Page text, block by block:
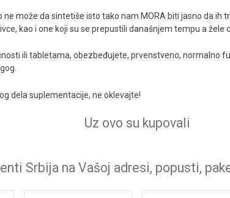
može da sintetiše isto tako nam MORA biti jasno da
kao i one koji su se prepustili današnjem tempu a žele
ili tabletama, obezbeđujete, prvenstveno, normalno
dela suplementacije, ne oklevajte!
Uz ovo su kupovali
Srbija na Vašoj adresi, popusti,